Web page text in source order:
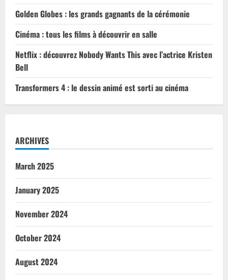
Golden Globes : les grands gagnants de la cérémonie
Cinéma : tous les films à découvrir en salle
Netflix : découvrez Nobody Wants This avec l’actrice Kristen
Bell
Transformers 4 : le dessin animé est sorti au cinéma
ARCHIVES
March 2025
January 2025
November 2024
October 2024
August 2024